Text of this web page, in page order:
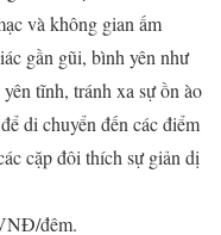
và không gian ấm
gần gũi, bình yên như
tĩnh, tránh xa sự ồn ào
di chuyển đến các điểm
cặp đôi thích sự giản dị
đêm.